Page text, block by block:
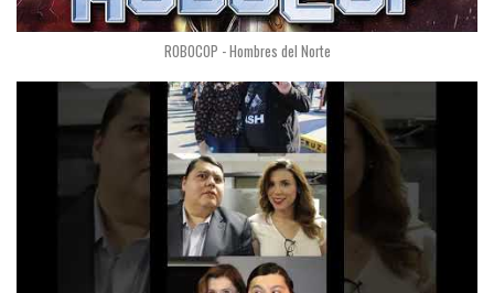
ROBOCOP - Hombres del Norte